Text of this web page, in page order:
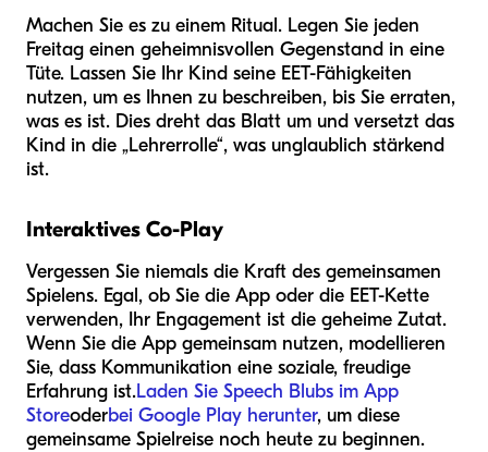
Machen Sie es zu einem Ritual. Legen Sie jeden
Freitag einen geheimnisvollen Gegenstand in eine
Tüte. Lassen Sie Ihr Kind seine EET-Fähigkeiten
nutzen, um es Ihnen zu beschreiben, bis Sie erraten,
was es ist. Dies dreht das Blatt um und versetzt das
Kind in die „Lehrerrolle“, was unglaublich stärkend
ist.
Interaktives Co-Play
Vergessen Sie niemals die Kraft des gemeinsamen
Spielens. Egal, ob Sie die App oder die EET-Kette
verwenden, Ihr Engagement ist die geheime Zutat.
Wenn Sie die App gemeinsam nutzen, modellieren
Sie, dass Kommunikation eine soziale, freudige
Erfahrung ist.Laden Sie Speech Blubs im App
Storeoderbei Google Play herunter, um diese
gemeinsame Spielreise noch heute zu beginnen.